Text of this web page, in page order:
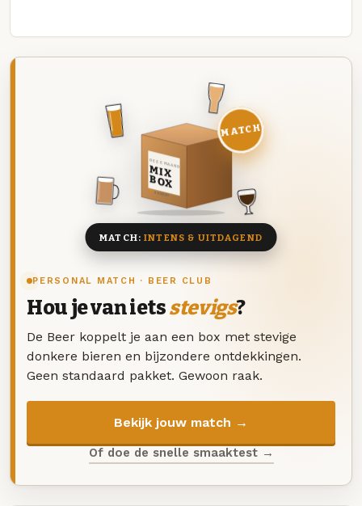
PERSONAL MATCH · BEER CLUB
Hou je van ietsstevigs?
De Beer koppelt je aan een box met stevige
donkere bieren en bijzondere ontdekkingen.
Geen standaard pakket. Gewoon raak.
Bekijk jouw match →
Of doe de snelle smaaktest →
DEZE MAAND
MIX
BOX
8 BIEREN
MATCH
MATCH:INTENS & UITDAGEND